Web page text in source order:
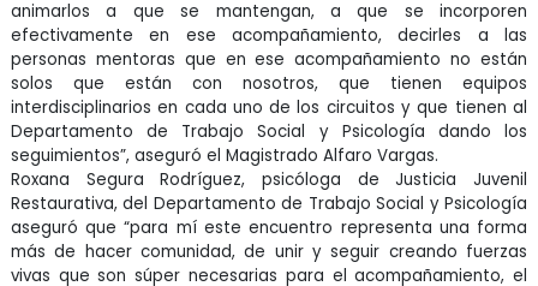
animarlos a que se mantengan, a que se incorporen
efectivamente en ese acompañamiento, decirles a las
personas mentoras que en ese acompañamiento no están
solos que están con nosotros, que tienen equipos
interdisciplinarios en cada uno de los circuitos y que tienen al
Departamento de Trabajo Social y Psicología dando los
seguimientos”, aseguró el Magistrado Alfaro Vargas.
Roxana Segura Rodríguez, psicóloga de Justicia Juvenil
Restaurativa, del Departamento de Trabajo Social y Psicología
aseguró que “para mí este encuentro representa una forma
más de hacer comunidad, de unir y seguir creando fuerzas
vivas que son súper necesarias para el acompañamiento, el